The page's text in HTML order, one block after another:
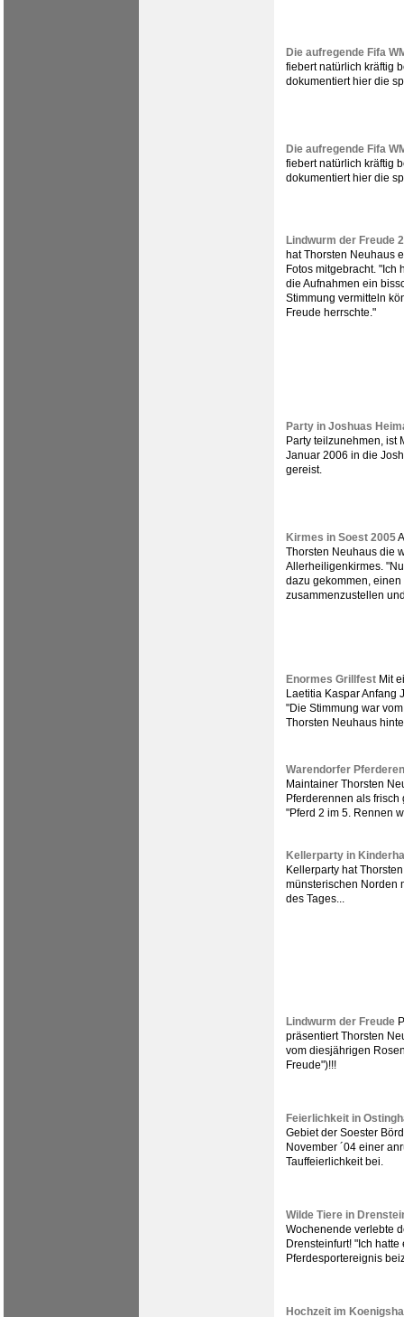
Die aufregende Fifa
fiebert natürlich kräftig
dokumentiert hier die
Die aufregende Fifa
fiebert natürlich kräftig
dokumentiert hier die
Lindwurm der Freude
hat Thorsten Neuhaus
Fotos mitgebracht. "Ich
die Aufnahmen ein
Stimmung vermitteln
Freude herrschte."
Party in Joshuas
Party teilzunehmen, ist
Januar 2006 in die
gereist.
Kirmes in Soest 2005
Thorsten Neuhaus die
Allerheiligenkirmes.
dazu gekommen,
zusammenzustellen
Enormes Grillfest Mit
Laetitia Kaspar Anfang
"Die Stimmung war
Thorsten Neuhaus
Warendorfer
Maintainer Thorsten
Pferderennen als
"Pferd 2 im 5. Rennen
Kellerparty in
Kellerparty hat
münsterischen Norden
des Tages...
Lindwurm der Freude
präsentiert Thorsten
vom diesjährigen
Freude")!!!
Feierlichkeit in
Gebiet der Soester
November ´04 einer
Tauffeierlichkeit bei.
Wilde Tiere in
Wochenende verlebte
Drensteinfurt! "Ich
Pferdesportereignis
Hochzeit im